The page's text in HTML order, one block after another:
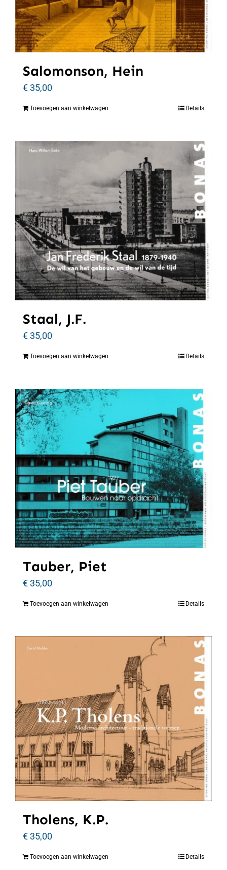
Salomonson, Hein
€35,00
Toevoegen aan winkelwagen Details
Staal, J.F.
€35,00
Toevoegen aan winkelwagen Details
Tauber, Piet
€35,00
Toevoegen aan winkelwagen Details
Tholens, K.P.
€35,00
Toevoegen aan winkelwagen Details